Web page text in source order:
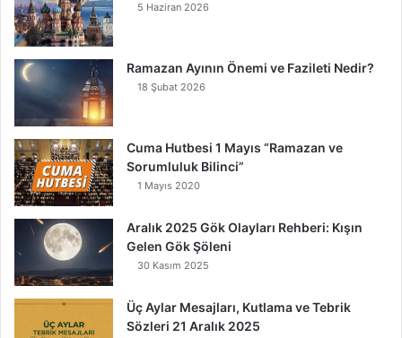
5 Haziran 2026
Ramazan Ayının Önemi ve Fazileti Nedir?
18 Şubat 2026
Cuma Hutbesi 1 Mayıs “Ramazan ve
Sorumluluk Bilinci”
1 Mayıs 2020
Aralık 2025 Gök Olayları Rehberi: Kışın
Gelen Gök Şöleni
30 Kasım 2025
Üç Aylar Mesajları, Kutlama ve Tebrik
Sözleri 21 Aralık 2025